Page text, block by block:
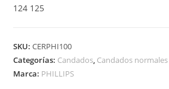
124 125
SKU:CERPHI100
Categorías: Candados, Candados normales
Marca: PHILLIPS